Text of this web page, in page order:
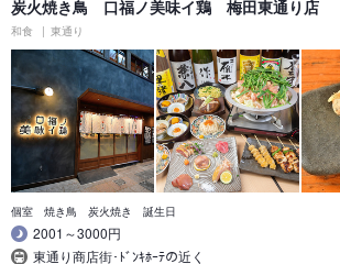
炭火焼き鳥 口福ノ美味イ鶏 梅田東通り店
和食 東通り
個室 焼き鳥 炭火焼き 誕生日
2001～3000円
東通り商店街･ﾄﾞﾝｷﾎｰﾃの近く